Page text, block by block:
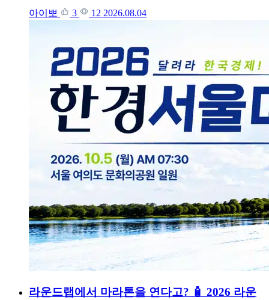
아이뽀 3 12 2026.08.04
라운드랩에서 마라톤을 연다고? 🧴 2026 라운